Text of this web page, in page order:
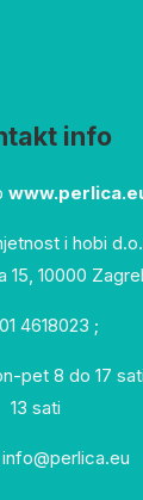
info
i hobi
15, 10000
4618023 ;
pet 8 do 17
13 sati